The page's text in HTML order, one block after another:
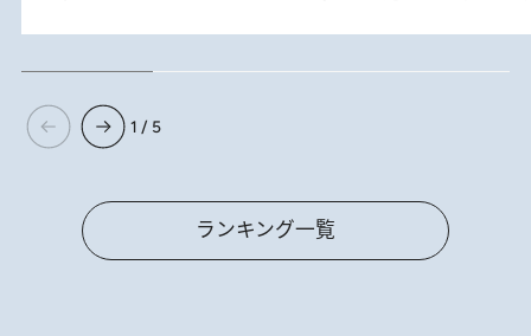
1 / 5
ランキング一覧